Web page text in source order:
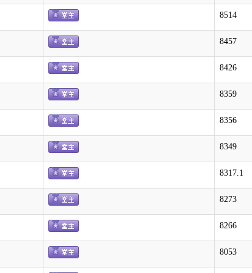
8514
8457
8426
8359
8356
8349
8317.1
8273
8266
8053